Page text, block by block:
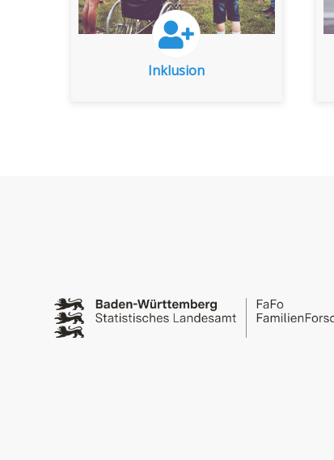
Inklusion
Inklusion